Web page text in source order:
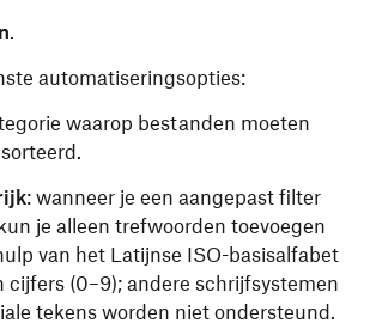
.
automatiseringsopties:
waarop bestanden moeten
: wanneer je een aangepast filter
je alleen trefwoorden toevoegen
van het Latijnse ISO-basisalfabet
cijfers (0–9); andere schrijfsystemen
tekens worden niet ondersteund.